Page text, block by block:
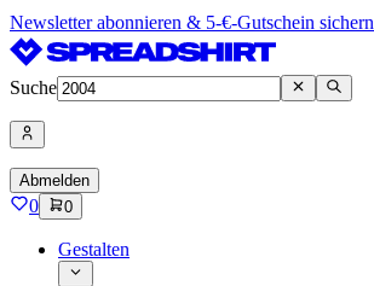
Newsletter abonnieren & 5-€-Gutschein sichern
Suche
Abmelden
0 0
Gestalten